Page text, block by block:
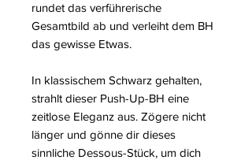
rundet das verführerische
Gesamtbild ab und verleiht dem BH
das gewisse Etwas.
In klassischem Schwarz gehalten,
strahlt dieser Push-Up-BH eine
zeitlose Eleganz aus. Zögere nicht
länger und gönne dir dieses
sinnliche Dessous-Stück, um dich